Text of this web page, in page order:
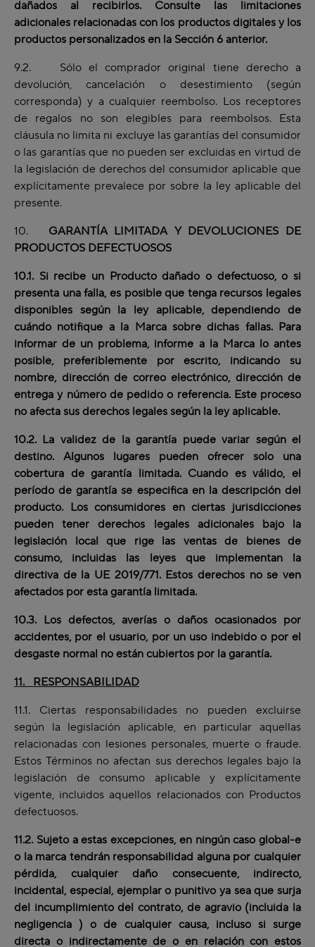
dañados al recibirlos. Consulte las limitaciones
adicionales relacionadas con los productos digitales y los
productos personalizados en la Sección 6 anterior.
9.2. Sólo el comprador original tiene derecho a
devolución, cancelación o desestimiento (según
corresponda) y a cualquier reembolso. Los receptores
de regalos no son elegibles para reembolsos. Esta
cláusula no limita ni excluye las garantías del consumidor
o las garantías que no pueden ser excluidas en virtud de
la legislación de derechos del consumidor aplicable que
explícitamente prevalece por sobre la ley aplicable del
presente.
10. GARANTÍA LIMITADA Y DEVOLUCIONES DE
PRODUCTOS DEFECTUOSOS
10.1. Si recibe un Producto dañado o defectuoso, o si
presenta una falla, es posible que tenga recursos legales
disponibles según la ley aplicable, dependiendo de
cuándo notifique a la Marca sobre dichas fallas. Para
informar de un problema, informe a la Marca lo antes
posible, preferiblemente por escrito, indicando su
nombre, dirección de correo electrónico, dirección de
entrega y número de pedido o referencia. Este proceso
no afecta sus derechos legales según la ley aplicable.
10.2. La validez de la garantía puede variar según el
destino. Algunos lugares pueden ofrecer solo una
cobertura de garantía limitada. Cuando es válido, el
período de garantía se especifica en la descripción del
producto. Los consumidores en ciertas jurisdicciones
pueden tener derechos legales adicionales bajo la
legislación local que rige las ventas de bienes de
consumo, incluidas las leyes que implementan la
directiva de la UE 2019/771. Estos derechos no se ven
afectados por esta garantía limitada.
10.3. Los defectos, averías o daños ocasionados por
accidentes, por el usuario, por un uso indebido o por el
desgaste normal no están cubiertos por la garantía.
11. RESPONSABILIDAD
11.1. Ciertas responsabilidades no pueden excluirse
según la legislación aplicable, en particular aquellas
relacionadas con lesiones personales, muerte o fraude.
Estos Términos no afectan sus derechos legales bajo la
legislación de consumo aplicable y explícitamente
vigente, incluidos aquellos relacionados con Productos
defectuosos.
11.2. Sujeto a estas excepciones, en ningún caso global-e
o la marca tendrán responsabilidad alguna por cualquier
pérdida, cualquier daño consecuente, indirecto,
incidental, especial, ejemplar o punitivo ya sea que surja
del incumplimiento del contrato, de agravio (incluida la
negligencia ) o de cualquier causa, incluso si surge
directa o indirectamente de o en relación con estos